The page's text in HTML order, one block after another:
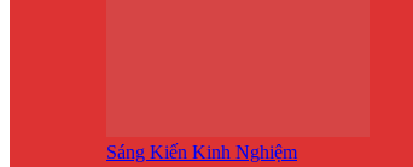
Sáng Kiến Kinh Nghiệm